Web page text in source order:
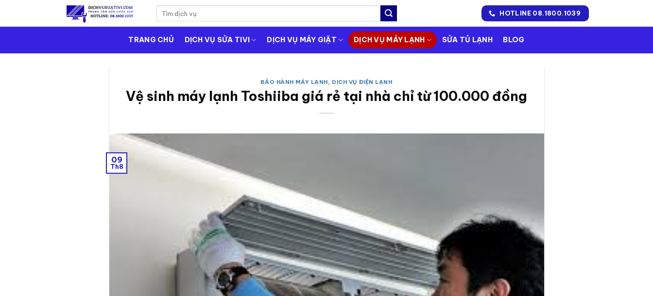
content
HOTLINE 08.1800.1039
TRANG CHỦ DỊCH VỤ SỬA TIVI DỊCH VỤ MÁY GIẶT DỊCH VỤ MÁY LẠNH SỬA TỦ LẠNH BLOG
BẢO HÀNH MÁY LẠNH, DỊCH VỤ ĐIỆN LẠNH
Vệ sinh máy lạnh Toshiiba giá rẻ tại nhà chỉ từ 100.000 đồng
09
Th8